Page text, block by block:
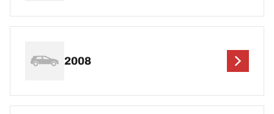
2008